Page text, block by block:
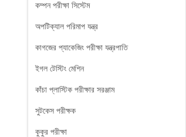
কম্পন পরীক্ষা সিস্টেম
অপটিক্যাল পরিমাপ যন্ত্র
কাগজের প্যাকেজিং পরীক্ষা যন্ত্রপাতি
ইগল টেস্টিং মেশিন
কাঁচা প্লাস্টিক পরীক্ষার সরঞ্জাম
সুটকেস পরীক্ষক
কুকুর পরীক্ষা